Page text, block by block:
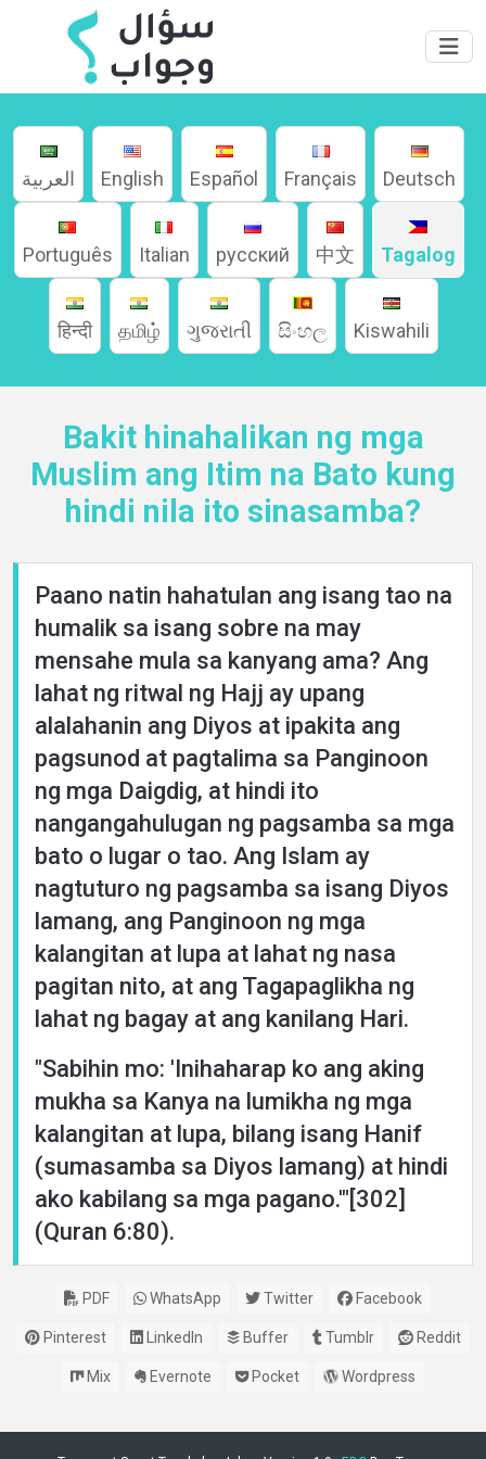
Home
About
العربية English Español Français Deutsch
Português Italian русский 中文 Tagalog
हिन्दी தமிழ் ગુજરાતી සිංහල Kiswahili
Bakit hinahalikan ng mga
Muslim ang Itim na Bato kung
hindi nila ito sinasamba?
Paano natin hahatulan ang isang tao na
humalik sa isang sobre na may
mensahe mula sa kanyang ama? Ang
lahat ng ritwal ng Hajj ay upang
alalahanin ang Diyos at ipakita ang
pagsunod at pagtalima sa Panginoon
ng mga Daigdig, at hindi ito
nangangahulugan ng pagsamba sa mga
bato o lugar o tao. Ang Islam ay
nagtuturo ng pagsamba sa isang Diyos
lamang, ang Panginoon ng mga
kalangitan at lupa at lahat ng nasa
pagitan nito, at ang Tagapaglikha ng
lahat ng bagay at ang kanilang Hari.
"Sabihin mo: 'Inihaharap ko ang aking
mukha sa Kanya na lumikha ng mga
kalangitan at lupa, bilang isang Hanif
(sumasamba sa Diyos lamang) at hindi
ako kabilang sa mga pagano.'"[302]
(Quran 6:80).
PDF WhatsApp Twitter Facebook
Pinterest LinkedIn Buffer Tumblr Reddit
Mix Evernote Pocket Wordpress